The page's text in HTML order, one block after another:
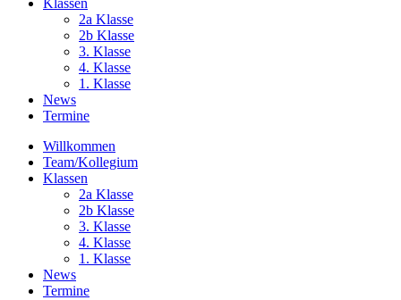
Klassen
2a Klasse
2b Klasse
3. Klasse
4. Klasse
1. Klasse
News
Termine
Willkommen
Team/Kollegium
Klassen
2a Klasse
2b Klasse
3. Klasse
4. Klasse
1. Klasse
News
Termine